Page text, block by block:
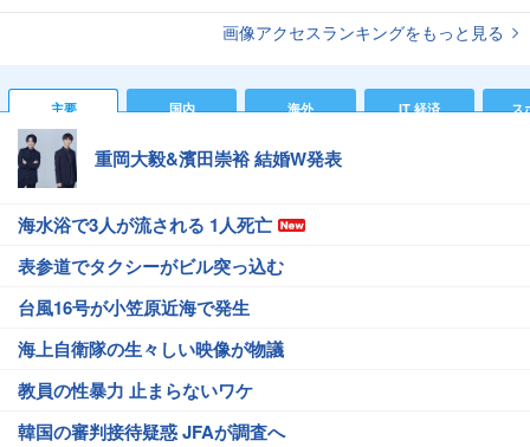
画像アクセスランキングをもっと見る
主要 国内 海外 IT 経済 ス
重岡大毅&濱田崇裕 結婚W発表
海水浴で3人が流される 1人死亡
表参道でタクシーがビル突っ込む
台風16号が小笠原近海で発生
海上自衛隊の生々しい映像が物議
教員の性暴力 止まらないワケ
韓国の審判接待疑惑 JFAが調査へ